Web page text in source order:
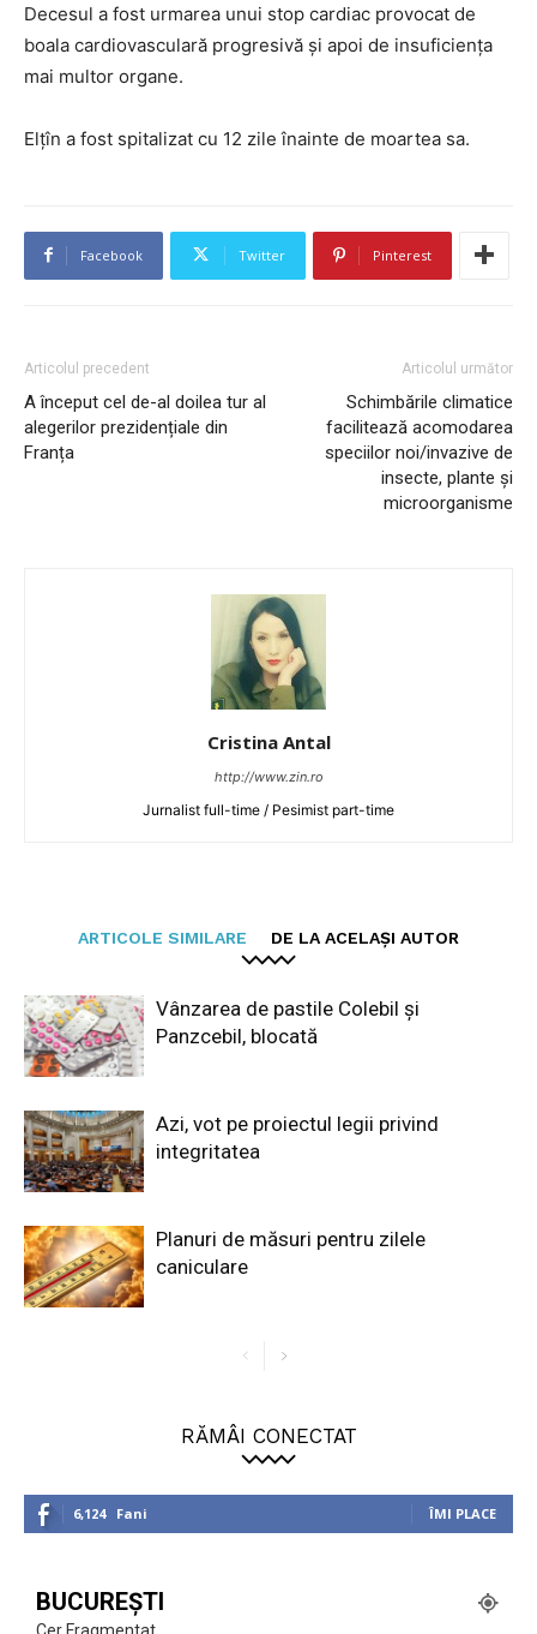
Decesul a fost urmarea unui stop cardiac provocat de
boala cardiovasculară progresivă și apoi de insuficiența
mai multor organe.
Elțîn a fost spitalizat cu 12 zile înainte de moartea sa.
Facebook Twitter Pinterest
Articolul precedent
A început cel de-al doilea tur al
alegerilor prezidențiale din
Franța
Articolul următor
Schimbările climatice
facilitează acomodarea
speciilor noi/invazive de
insecte, plante și
microorganisme
Cristina Antal
http://www.zin.ro
Jurnalist full-time / Pesimist part-time
ARTICOLE SIMILARE DE LA ACELAȘI AUTOR
Vânzarea de pastile Colebil și
Panzcebil, blocată
Azi, vot pe proiectul legii privind
integritatea
Planuri de măsuri pentru zilele
caniculare
RĂMÂI CONECTAT
6,124 Fani ÎMI PLACE
BUCUREȘTI
Cer Fragmentat